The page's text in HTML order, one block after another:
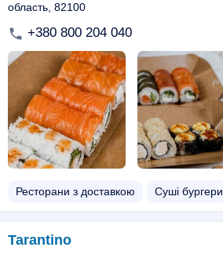
область, 82100
+380 800 204 040
Ресторани з доставкою Суші бургери
Tarantino